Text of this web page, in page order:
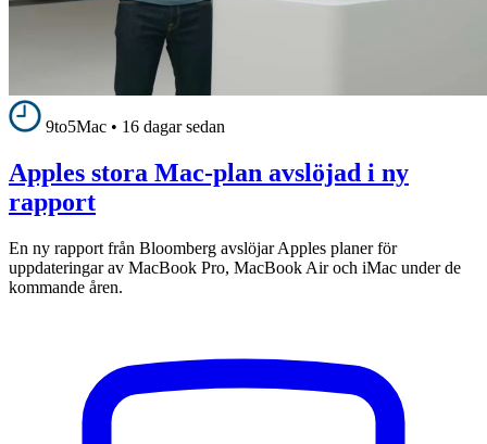
9to5Mac • 16 dagar sedan
Apples stora Mac-plan avslöjad i ny
rapport
En ny rapport från Bloomberg avslöjar Apples planer för
uppdateringar av MacBook Pro, MacBook Air och iMac under de
kommande åren.